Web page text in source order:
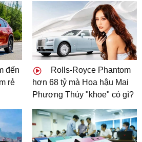
đến
rẻ
Rolls-Royce Phantom
hơn 68 tỷ mà Hoa hậu Mai
Phương Thúy "khoe" có gì?